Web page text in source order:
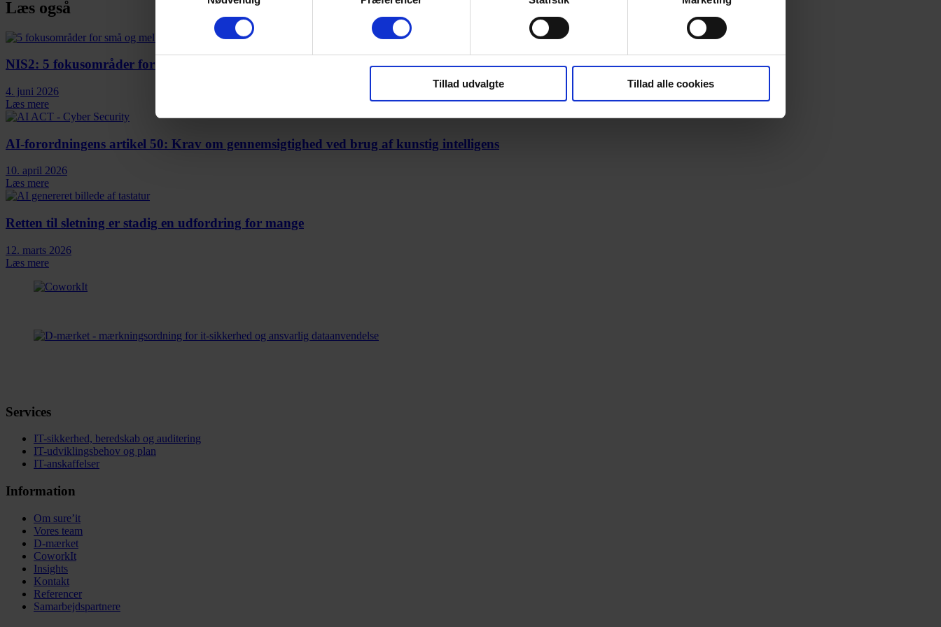
Tillad udvalgte Tillad alle cookies
Læs også
NIS2: 5 fokusområder for små og mellemstore virksomheder
4. juni 2026
Læs mere
AI-forordningens artikel 50: Krav om gennemsigtighed ved brug af kunstig intelligens
10. april 2026
Læs mere
Retten til sletning er stadig en udfordring for mange
12. marts 2026
Læs mere
Services
IT-sikkerhed, beredskab og auditering
IT-udviklingsbehov og plan
IT-anskaffelser
Information
Om sure’it
Vores team
D-mærket
CoworkIt
Insights
Kontakt
Referencer
Samarbejdspartnere